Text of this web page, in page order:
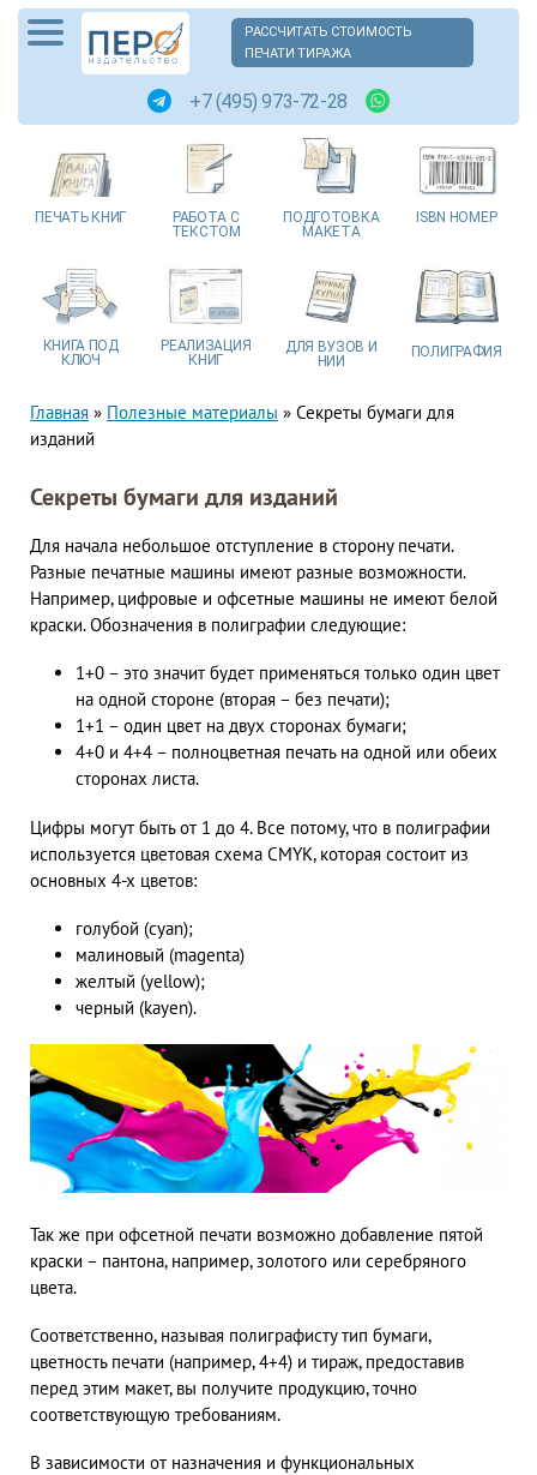
РАССЧИТАТЬ СТОИМОСТЬ
ПЕЧАТИ ТИРАЖА
+7 (495) 973-72-28
ПЕЧАТЬ КНИГ РАБОТА С
ТЕКСТОМ
ПОДГОТОВКА
МАКЕТА
ISBN НОМЕР
КНИГА ПОД
КЛЮЧ
РЕАЛИЗАЦИЯ
КНИГ
ДЛЯ ВУЗОВ И
НИИ
ПОЛИГРАФИЯ
Главная » Полезные материалы » Секреты бумаги для
изданий
Секреты бумаги для изданий
Для начала небольшое отступление в сторону печати.
Разные печатные машины имеют разные возможности.
Например, цифровые и офсетные машины не имеют белой
краски. Обозначения в полиграфии следующие:
1+0 – это значит будет применяться только один цвет
на одной стороне (вторая – без печати);
1+1 – один цвет на двух сторонах бумаги;
4+0 и 4+4 – полноцветная печать на одной или обеих
сторонах листа.
Цифры могут быть от 1 до 4. Все потому, что в полиграфии
используется цветовая схема CMYK, которая состоит из
основных 4-х цветов:
голубой (cyan);
малиновый (magenta)
желтый (yellow);
черный (kayen).
Так же при офсетной печати возможно добавление пятой
краски – пантона, например, золотого или серебряного
цвета.
Соответственно, называя полиграфисту тип бумаги,
цветность печати (например, 4+4) и тираж, предоставив
перед этим макет, вы получите продукцию, точно
соответствующую требованиям.
В зависимости от назначения и функциональных